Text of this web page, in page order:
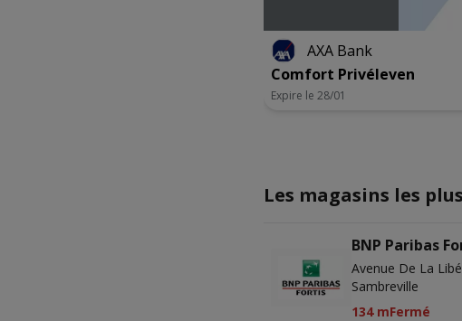
AXA Bank
Comfort Privéleven
Expire le 28/01
Les magasins les
BNP Paribas
Avenue De La
Sambreville
134 mFermé